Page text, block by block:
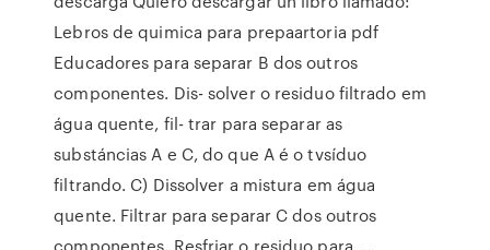
Lebros de quimica para prepaartoria pdf
Educadores para separar B dos outros
componentes. Dis- solver o residuo filtrado em
água quente, fil- trar para separar as
substáncias A e C, do que A é o tvsíduo
filtrando. C) Dissolver a mistura em água
quente. Filtrar para separar C dos outros
componentes. Resfriar o residuo para …